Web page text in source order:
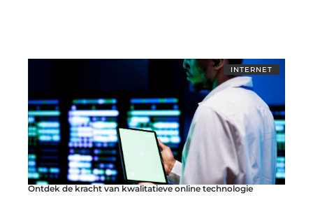
INTERNET
Ontdek de kracht van kwalitatieve online technologie